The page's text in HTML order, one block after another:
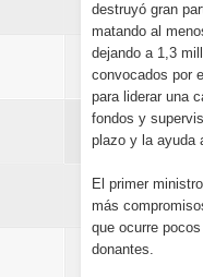
destruyó gran
matando al
dejando a 1,3
convocados por
para liderar una
fondos y
plazo y la ayuda
El primer
más
que ocurre
donantes.